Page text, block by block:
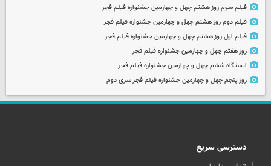
فیلم سوم روز هشتم چهل و چهارمین جشنواره فیلم فجر
فیلم دوم روز هشتم چهل و چهارمین جشنواره فیلم فجر
فیلم اول روز هشتم چهل و چهارمین جشنواره فیلم فجر
روز هفتم چهل و چهارمین جشنواره فیلم فجر
ایستگاه ششم چهل و چهارمین جشنواره فیلم فجر
روز پنجم چهل و چهارمین جشنواره فیلم فجر سری دوم
دسترسی سریع